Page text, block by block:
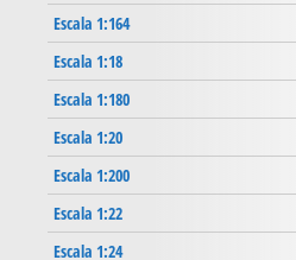
Escala 1:164
Escala 1:18
Escala 1:180
Escala 1:20
Escala 1:200
Escala 1:22
Escala 1:24